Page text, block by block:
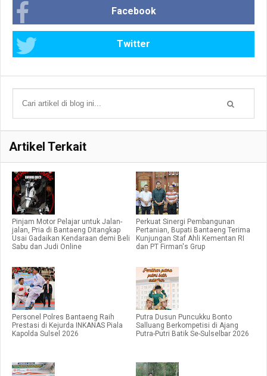
Facebook
Twitter
Artikel Terkait
Pinjam Motor Pelajar untuk Jalan-
jalan, Pria di Bantaeng Ditangkap
Usai Gadaikan Kendaraan demi Beli
Sabu dan Judi Online
Perkuat Sinergi Pembangunan
Pertanian, Bupati Bantaeng Terima
Kunjungan Staf Ahli Kementan RI
dan PT Firman's Grup
Personel Polres Bantaeng Raih
Prestasi di Kejurda INKANAS Piala
Kapolda Sulsel 2026
Putra Dusun Puncukku Bonto
Salluang Berkompetisi di Ajang
Putra-Putri Batik Se-Sulselbar 2026